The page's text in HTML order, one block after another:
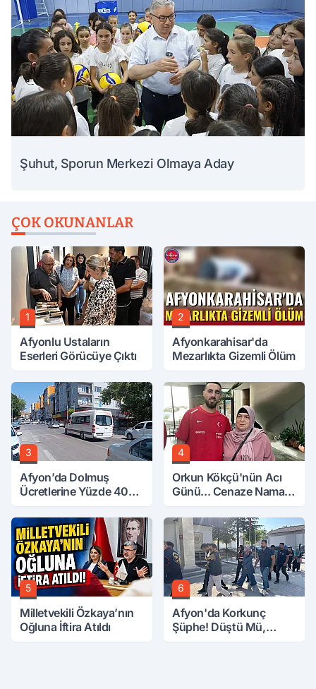
Şuhut, Sporun Merkezi Olmaya Aday
ÇOK OKUNANLAR
1
Afyonlu Ustaların
Eserleri Görücüye Çıktı
2
Afyonkarahisar'da
Mezarlıkta Gizemli Ölüm
3
Afyon’da Dolmuş
Ücretlerine Yüzde 40
4
Orkun Kökçü'nün Acı
Günü... Cenaze Namazı
5
Milletvekili Özkaya’nın
Oğluna İftira Atıldı
6
Afyon'da Korkunç
Şüphe! Düştü Mü,